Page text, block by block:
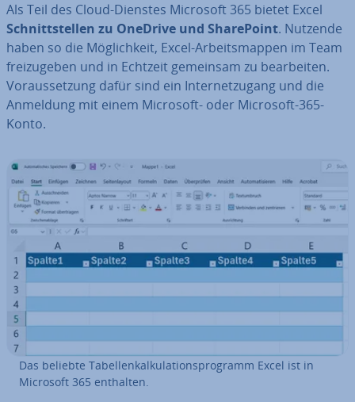
Als Teil des Cloud-Dienstes Microsoft 365 bietet Excel
Schnitt­stel­len zu OneDrive und Share­Point. Nutzende
haben so die Mög­lich­keit, Excel-Ar­beits­map­pen im Team
frei­zu­ge­ben und in Echtzeit gemeinsam zu be­ar­bei­ten.
Vor­aus­set­zung dafür sind ein In­ter­net­zu­gang und die
Anmeldung mit einem Microsoft- oder Microsoft-365-
Konto.
Das beliebte Ta­bel­len­kal­ku­la­ti­ons­pro­gramm Excel ist in
Microsoft 365 enthalten.